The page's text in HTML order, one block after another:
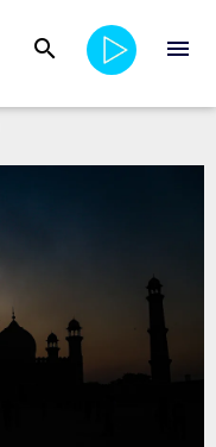
search menu